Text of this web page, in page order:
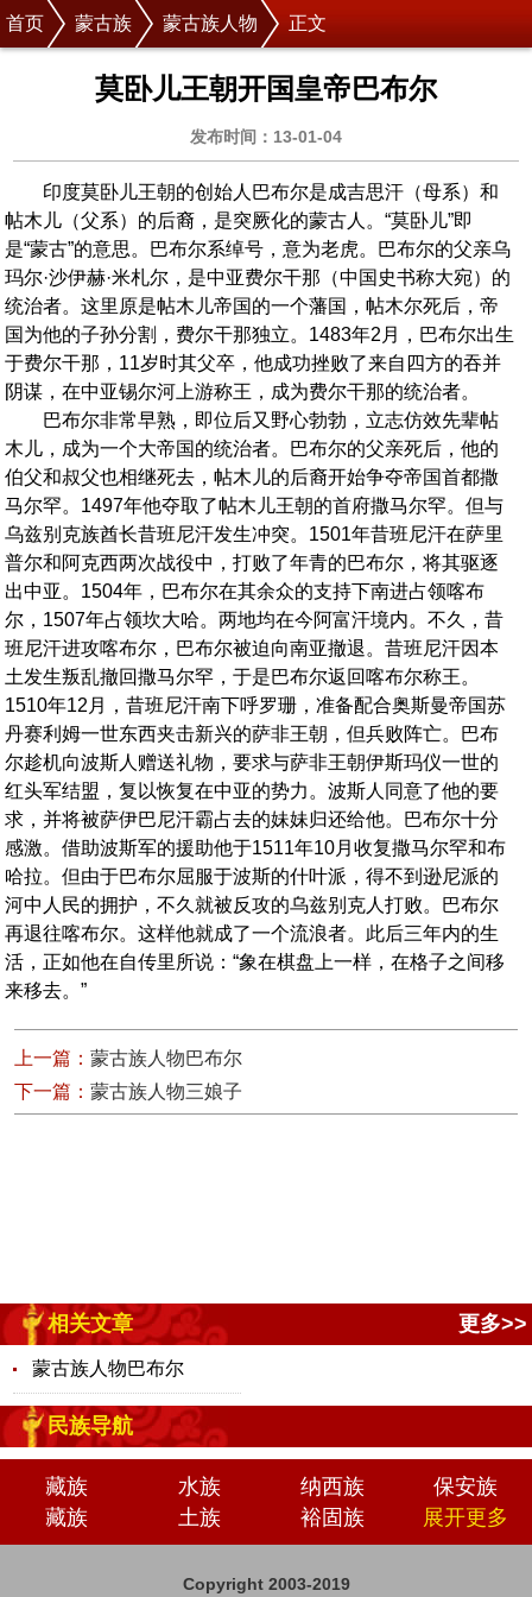
首页 蒙古族 蒙古族人物 正文
莫卧儿王朝开国皇帝巴布尔
发布时间：13-01-04
印度莫卧儿王朝的创始人巴布尔是成吉思汗（母系）和
帖木儿（父系）的后裔，是突厥化的蒙古人。“莫卧儿”即
是“蒙古”的意思。巴布尔系绰号，意为老虎。巴布尔的父亲乌
玛尔·沙伊赫·米札尔，是中亚费尔干那（中国史书称大宛）的
统治者。这里原是帖木儿帝国的一个藩国，帖木尔死后，帝
国为他的子孙分割，费尔干那独立。1483年2月，巴布尔出生
于费尔干那，11岁时其父卒，他成功挫败了来自四方的吞并
阴谋，在中亚锡尔河上游称王，成为费尔干那的统治者。
巴布尔非常早熟，即位后又野心勃勃，立志仿效先辈帖
木儿，成为一个大帝国的统治者。巴布尔的父亲死后，他的
伯父和叔父也相继死去，帖木儿的后裔开始争夺帝国首都撒
马尔罕。1497年他夺取了帖木儿王朝的首府撒马尔罕。但与
乌兹别克族酋长昔班尼汗发生冲突。1501年昔班尼汗在萨里
普尔和阿克西两次战役中，打败了年青的巴布尔，将其驱逐
出中亚。1504年，巴布尔在其余众的支持下南进占领喀布
尔，1507年占领坎大哈。两地均在今阿富汗境内。不久，昔
班尼汗进攻喀布尔，巴布尔被迫向南亚撤退。昔班尼汗因本
土发生叛乱撤回撒马尔罕，于是巴布尔返回喀布尔称王。
1510年12月，昔班尼汗南下呼罗珊，准备配合奥斯曼帝国苏
丹赛利姆一世东西夹击新兴的萨非王朝，但兵败阵亡。巴布
尔趁机向波斯人赠送礼物，要求与萨非王朝伊斯玛仪一世的
红头军结盟，复以恢复在中亚的势力。波斯人同意了他的要
求，并将被萨伊巴尼汗霸占去的妹妹归还给他。巴布尔十分
感激。借助波斯军的援助他于1511年10月收复撒马尔罕和布
哈拉。但由于巴布尔屈服于波斯的什叶派，得不到逊尼派的
河中人民的拥护，不久就被反攻的乌兹别克人打败。巴布尔
再退往喀布尔。这样他就成了一个流浪者。此后三年内的生
活，正如他在自传里所说：“象在棋盘上一样，在格子之间移
来移去。”
上一篇： 蒙古族人物巴布尔
下一篇： 蒙古族人物三娘子
更多>>
相关文章
蒙古族人物巴布尔
民族导航
藏族 水族 纳西族
保安族
藏族
土族 裕固族 展开更多
Copyright 2003-2019